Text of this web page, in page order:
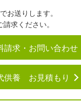
お送りします。
求ください。
請求・お問い合わせ
供養 お見積もり